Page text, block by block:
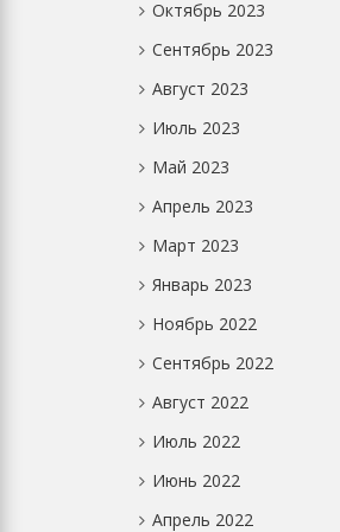
Октябрь 2023
Сентябрь 2023
Август 2023
Июль 2023
Май 2023
Апрель 2023
Март 2023
Январь 2023
Ноябрь 2022
Сентябрь 2022
Август 2022
Июль 2022
Июнь 2022
Апрель 2022